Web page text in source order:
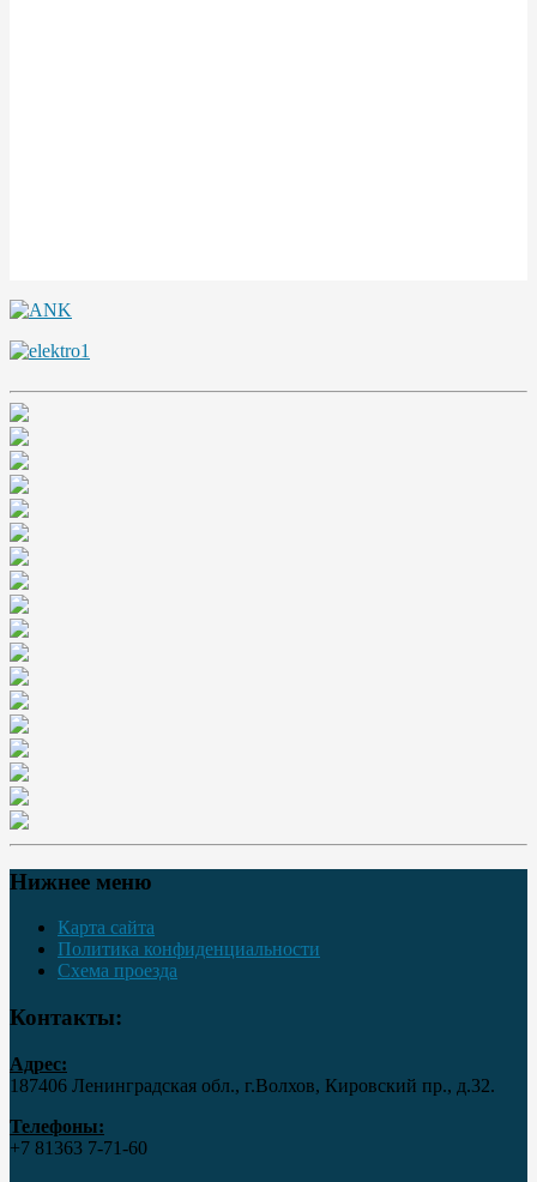
Нижнее меню
Карта сайта
Политика конфиденциальности
Схема проезда
Контакты:
Адрес:
187406 Ленинградская обл., г.Волхов, Кировский пр., д.32.
Телефоны:
+7 81363 7‑71-60